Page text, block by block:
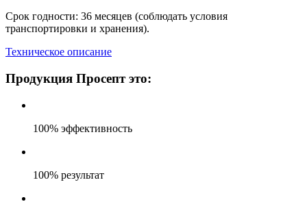
Срок годности: 36 месяцев (соблюдать условия
транспортировки и хранения).
Техническое описание
Продукция Просепт это:
100% эффективность
100% результат